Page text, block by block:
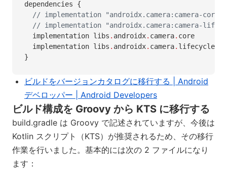
dependencies {
// implementation "androidx.camera:camera-
// implementation "androidx.camera:camera-
  implementation libs
. androidx. camera. core
  implementation libs
. androidx. camera. lifecycle
}
ビルドをバージョンカタログに移行する | Android
デベロッパー | Android Developers
ビルド構成を Groovy から KTS に移行する
build.gradle は Groovy で記述されていますが、今後は
Kotlin スクリプト（KTS）が推奨されるため、その移行
作業を行いました。基本的には次の 2 ファイルになり
ます：